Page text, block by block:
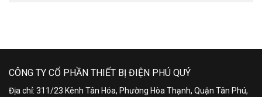
CÔNG TY CỔ PHẦN THIẾT BỊ ĐIỆN PHÚ QUÝ
Địa chỉ: 311/23 Kênh Tân Hóa, Phường Hòa Thạnh, Quận Tân Phú,